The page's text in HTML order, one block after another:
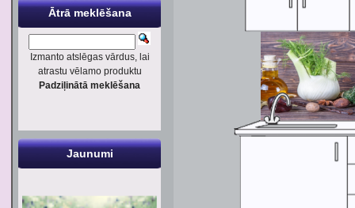
Ātrā meklēšana
Izmanto atslēgas vārdus, lai
atrastu vēlamo produktu
Padziļinātā meklēšana
Jaunumi